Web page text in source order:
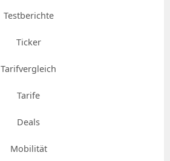
Testberichte
Ticker
Tarifvergleich
Tarife
Deals
Mobilität